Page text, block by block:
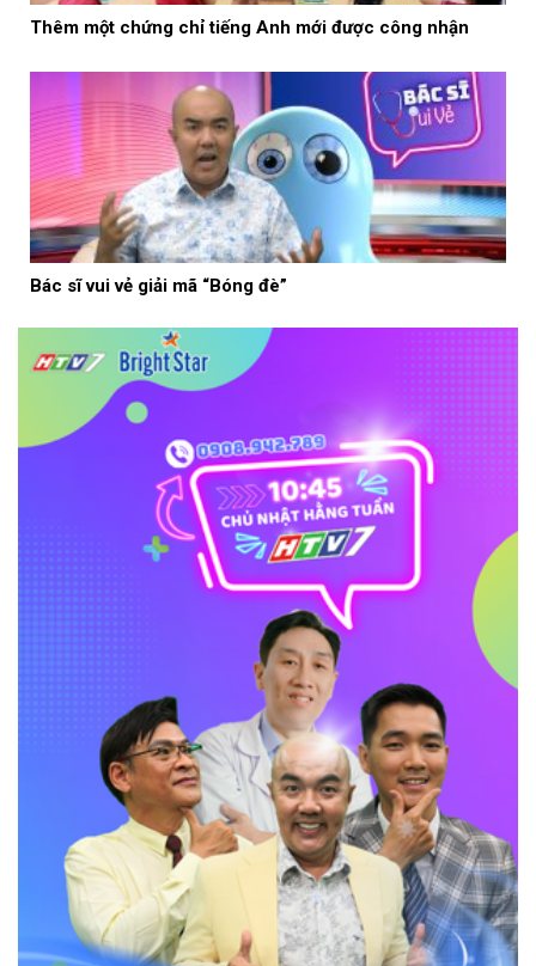
Thêm một chứng chỉ tiếng Anh mới được công nhận
Bác sĩ vui vẻ giải mã “Bóng đè”